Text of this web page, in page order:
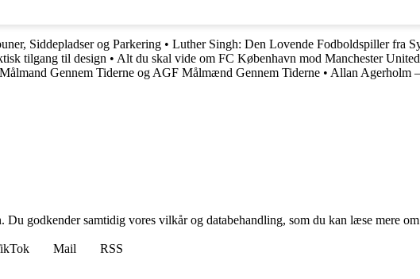
Siddepladser og Parkering • Luther Singh: Den Lovende Fodboldspiller fra
tilgang til design • Alt du skal vide om FC København mod Manchester United
Gennem Tiderne og AGF Målmænd Gennem Tiderne • Allan Agerholm
godkender samtidig vores vilkår og databehandling, som du kan læse mere
Mail
RSS